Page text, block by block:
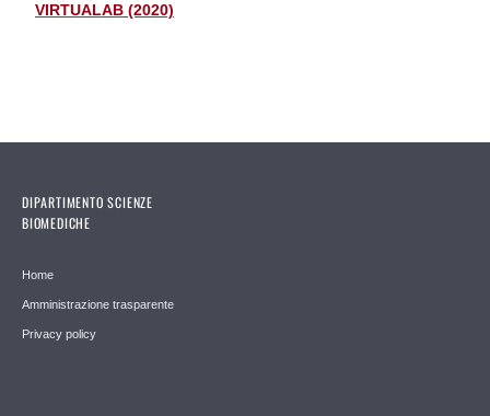
VIRTUALAB (2020)
DIPARTIMENTO SCIENZE
BIOMEDICHE
Home
Amministrazione trasparente
Privacy policy